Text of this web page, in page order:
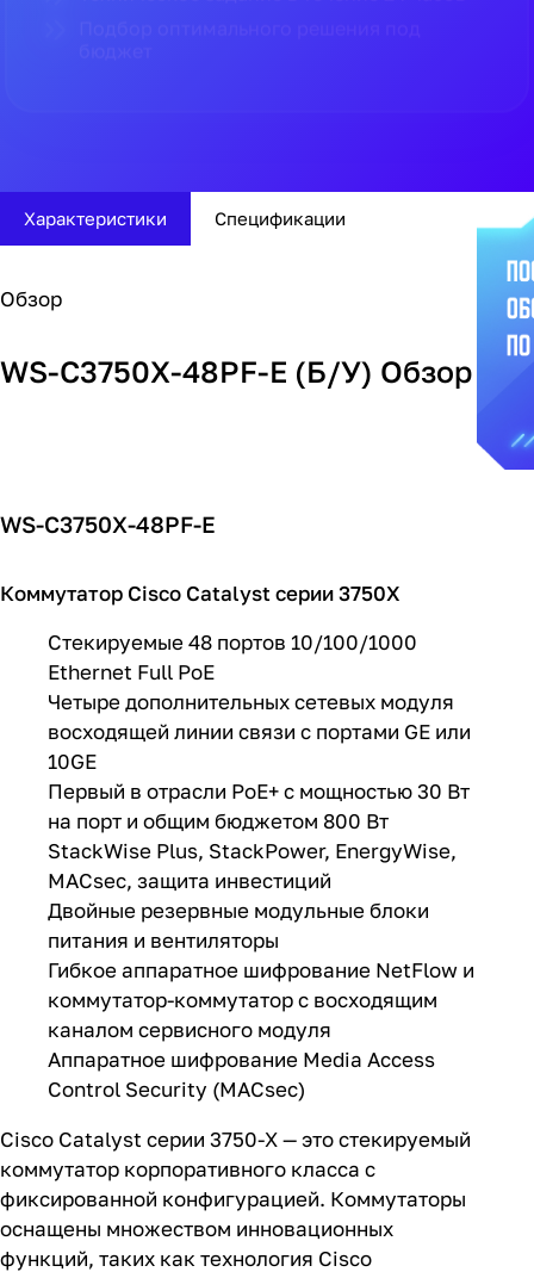
Характеристики
WS-C3750X-48PF-E (Б/У) Обзор
Стекируемые 48 портов 10/100/1000
Ethernet Full PoE
Четыре дополнительных сетевых модуля
восходящей линии связи с портами GE или
10GE
Первый в отрасли PoE+ с мощностью 30 Вт
на порт и общим бюджетом 800 Вт
StackWise Plus, StackPower, EnergyWise,
MACsec, защита инвестиций
Двойные резервные модульные блоки
питания и вентиляторы
Гибкое аппаратное шифрование NetFlow и
коммутатор-коммутатор с восходящим
каналом сервисного модуля
Аппаратное шифрование Media Access
Cisco Catalyst серии 3750-X — это стекируемый
коммутатор корпоративного класса с
фиксированной конфигурацией. Коммутаторы
оснащены множеством инновационных